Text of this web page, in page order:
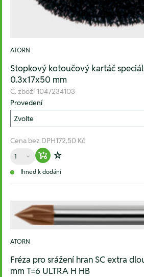
ATORN
Stopkový kotoučový kartáč
0.3x17x50 mm
Č. zboží 1047234103
Provedení
Cena bez DPH172,50 Kč
Množství
Warenkorb hinzufügen
Zur Wunschliste
Ihned k dodání
ATORN
Fréza pro srážení hran SC extra
mm T=6 ULTRA H HB